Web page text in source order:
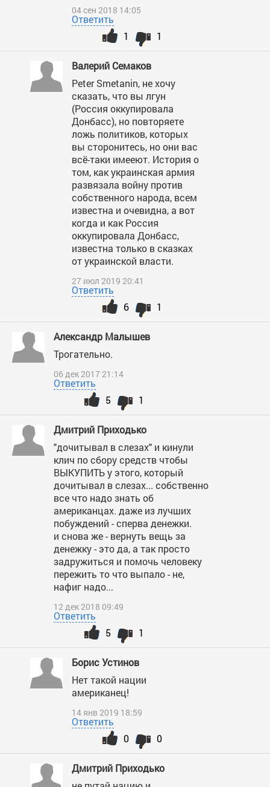
04 сен 2018 14:05
Ответить
1
1
Валерий Семаков
Peter Smetanin, не хочу
сказать, что вы лгун
(Россия оккупировала
Донбасс), но повторяете
ложь политиков, которых
вы сторонитесь, но они вас
всё-таки имееют. История о
том, как украинская армия
развязала войну против
собственного народа, всем
известна и очевидна, а вот
когда и как Россия
оккупировала Донбасс,
известна только в сказках
от украинской власти.
27 июл 2019 20:41
Ответить
1
6
Александр Малышев
Трогательно.
06 дек 2017 21:14
Ответить
1
5
Дмитрий Приходько
"дочитывал в слезах" и кинули
клич по сбору средств чтобы
ВЫКУПИТЬ у этого, который
дочитывал в слезах... собственно
все что надо знать об
американцах. даже из лучших
побуждений - сперва денежки.
и снова же - вернуть вещь за
денежку - это да, а так просто
задружиться и помочь человеку
пережить то что выпало - не,
нафиг надо...
12 дек 2018 09:49
Ответить
1
5
Борис Устинов
Нет такой нации
американец!
14 янв 2019 18:59
Ответить
0
0
Дмитрий Приходько